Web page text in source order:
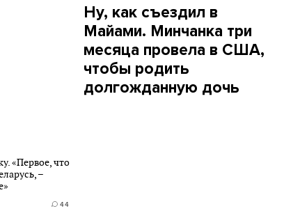
Ну, как съездил в
Майами. Минчанка три
месяца провела в США,
чтобы родить
долгожданную дочь
44